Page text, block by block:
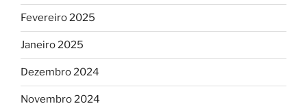
Fevereiro 2025
Janeiro 2025
Dezembro 2024
Novembro 2024